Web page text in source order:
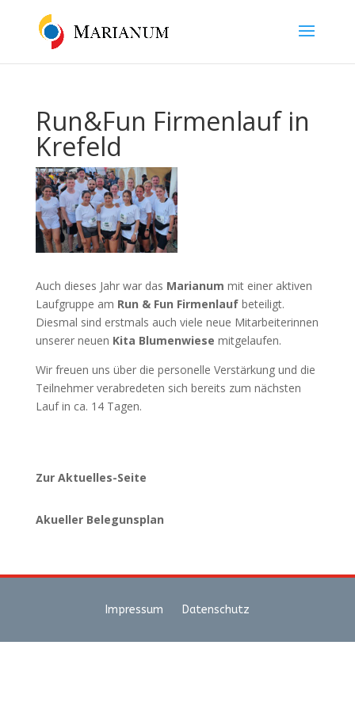
Run&Fun Firmenlauf in
Krefeld
Auch dieses Jahr war das Marianum mit einer aktiven
Laufgruppe am Run & Fun Firmenlaufbeteiligt.
Diesmal sind erstmals auch viele neue Mitarbeiterinnen
unserer neuen Kita Blumenwiese mitgelaufen.
Wir freuen uns über die personelle Verstärkung und die
Teilnehmer verabredeten sich bereits zum nächsten
Lauf in ca. 14 Tagen.
Zur Aktuelles-Seite
Akueller Belegunsplan
Impressum Datenschutz